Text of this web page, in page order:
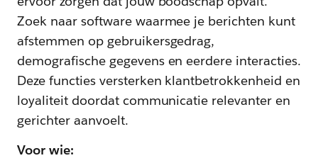
Zoek naar software waarmee je berichten kunt
afstemmen op gebruikersgedrag,
demografische gegevens en eerdere interacties.
Deze functies versterken klantbetrokkenheid en
loyaliteit doordat communicatie relevanter en
gerichter aanvoelt.
Voor wie: